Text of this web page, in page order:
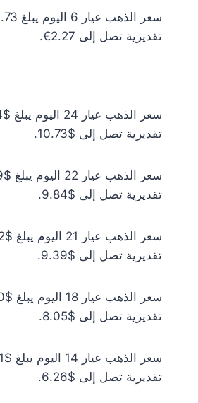
تقديرية تصل إلى 2.27€.
تقديرية تصل إلى $10.73.
تقديرية تصل إلى $9.84.
تقديرية تصل إلى $9.39.
تقديرية تصل إلى $8.05.
تقديرية تصل إلى $6.26.